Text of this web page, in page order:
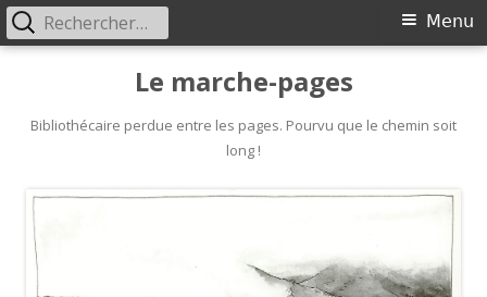
content
Le marche-pages
Bibliothécaire perdue entre les pages. Pourvu que le chemin soit
long !
Primary
Menu
Rechercher :